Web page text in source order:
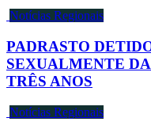
Notícias Regionais
PADRASTO
SEXUALMENTE
TRÊS ANOS
Notícias Regionais